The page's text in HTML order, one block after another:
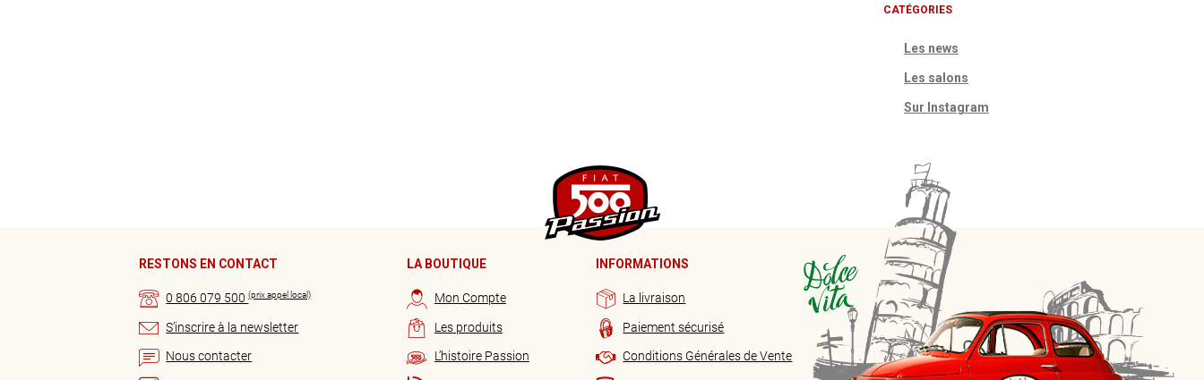
CATÉGORIES
Les news
Les salons
Sur Instagram
RESTONS EN CONTACT
0 806 079 500(prix appel local)
S’inscrire à la newsletter
Nous contacter
LA BOUTIQUE
Mon Compte
Les produits
L’histoire Passion
INFORMATIONS
La livraison
Paiement sécurisé
Conditions Générales de Vente